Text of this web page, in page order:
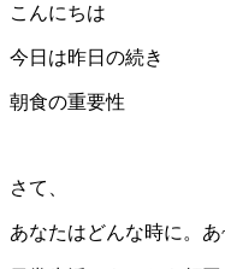
こんにちは
今日は昨日の続き
朝食の重要性
さて、
あなたはどんな時に。